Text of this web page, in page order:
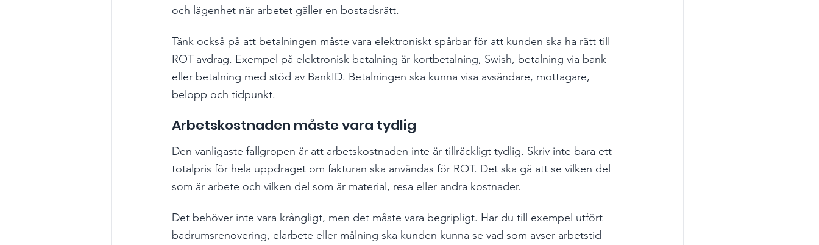
och lägenhet när arbetet gäller en bostadsrätt.
Tänk också på att betalningen måste vara elektroniskt spårbar för att kunden ska ha rätt till
ROT-avdrag. Exempel på elektronisk betalning är kortbetalning, Swish, betalning via bank
eller betalning med stöd av BankID. Betalningen ska kunna visa avsändare, mottagare,
belopp och tidpunkt.
Arbetskostnaden måste vara tydlig
Den vanligaste fallgropen är att arbetskostnaden inte är tillräckligt tydlig. Skriv inte bara ett
totalpris för hela uppdraget om fakturan ska användas för ROT. Det ska gå att se vilken del
som är arbete och vilken del som är material, resa eller andra kostnader.
Det behöver inte vara krångligt, men det måste vara begripligt. Har du till exempel utfört
badrumsrenovering, elarbete eller målning ska kunden kunna se vad som avser arbetstid